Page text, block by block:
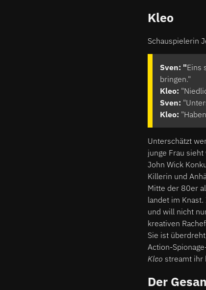
Kleo
Schauspielerin
Sven: "Eins
bringen."
Kleo:
Sven:
Kleo:
Unterschätzt
junge Frau
John Wick
Killerin und
Mitte der 80er
landet im
und will nicht
kreativen
Sie ist
Action-
Kleo streamt ihr
Der